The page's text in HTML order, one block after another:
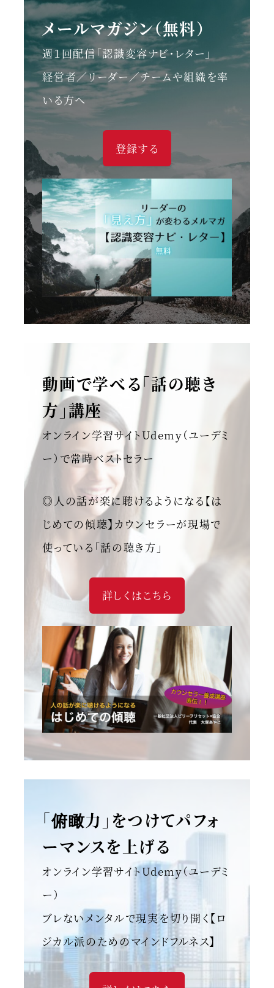
メールマガジン（無料）
週１回配信「認識変容ナビ・レター」
経営者／リーダー／チームや組織を率
いる方へ
登録する
動画で学べる「話の聴き
方」講座
オンライン学習サイトUdemy（ユーデミ
ー）で常時ベストセラー
◎人の話が楽に聴けるようになる【は
じめての傾聴】カウンセラーが現場で
使っている「話の聴き方」
詳しくはこちら
「俯瞰力」をつけてパフォ
ーマンスを上げる
オンライン学習サイトUdemy（ユーデミ
ー）
ブレないメンタルで現実を切り開く【ロ
ジカル派のためのマインドフルネス】